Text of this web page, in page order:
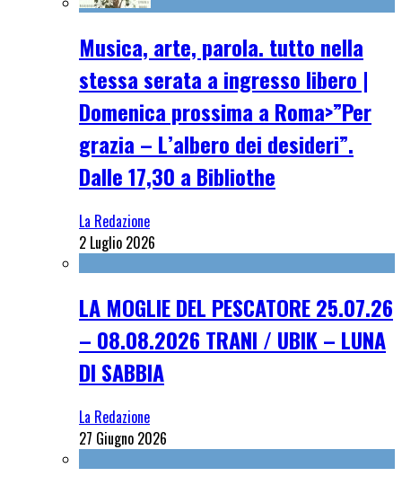
Musica, arte, parola. tutto nella
stessa serata a ingresso libero |
Domenica prossima a Roma>”Per
grazia – L’albero dei desideri”.
Dalle 17,30 a Bibliothe
La Redazione
2 Luglio 2026
LA MOGLIE DEL PESCATORE 25.07.26
– 08.08.2026 TRANI / UBIK – LUNA
DI SABBIA
La Redazione
27 Giugno 2026